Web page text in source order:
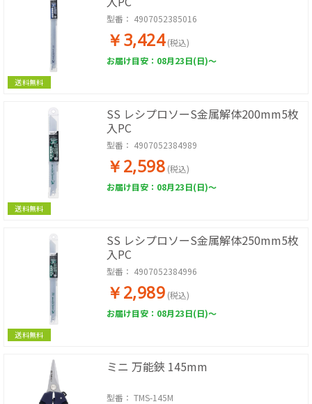
送料無料
型番： 4907052385016
￥3,424 (税込)
お届け目安：08月23日(日)～
送料無料
SS レシプロソーS金属解体200mm5枚
入PC
型番： 4907052384989
￥2,598 (税込)
お届け目安：08月23日(日)～
送料無料
SS レシプロソーS金属解体250mm5枚
入PC
型番： 4907052384996
￥2,989 (税込)
お届け目安：08月23日(日)～
ミニ 万能鋏 145mm
型番： TMS-145M